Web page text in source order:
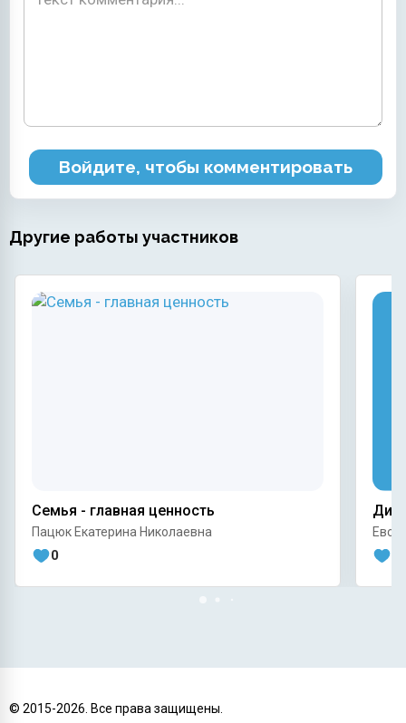
Войдите, чтобы комментировать
Другие работы участников
Семья - главная ценность
Пацюк Екатерина Николаевна
0
© 2015-2026 . Все права защищены.